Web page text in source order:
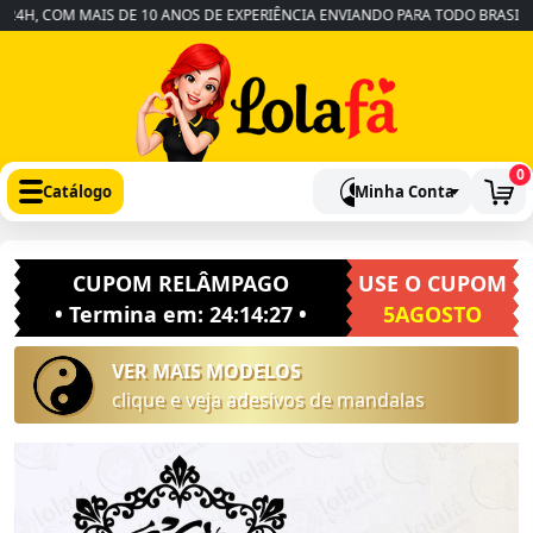
COM MAIS DE 10 ANOS DE EXPERIÊNCIA ENVIANDO PARA TODO BRASIL
Catálogo Minha Conta
0
CUPOM RELÂMPAGO
• Termina em: 24:14:26•
USE O CUPOM
5AGOSTO
VER MAIS MODELOS
clique e veja adesivos de mandalas